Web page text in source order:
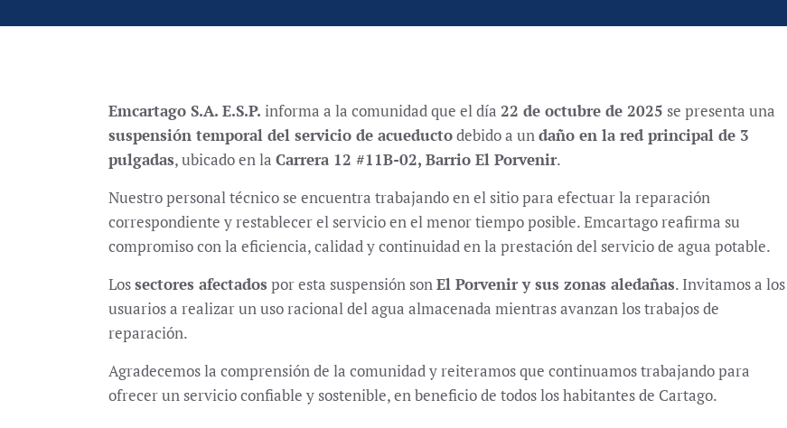
Emcartago S.A. E.S.P. informa a la comunidad que el día 22 de octubre de 2025 se presenta una
suspensión temporal del servicio de acueductodebido a undaño en la red principal de 3
pulgadas, ubicado en la Carrera 12 #11B-02, Barrio El Porvenir.
Nuestro personal técnico se encuentra trabajando en el sitio para efectuar la reparación
correspondiente y restablecer el servicio en el menor tiempo posible. Emcartago reafirma su
compromiso con la eficiencia, calidad y continuidad en la prestación del servicio de agua potable.
Lossectores afectados por esta suspensión sonEl Porvenir y sus zonas aledañas. Invitamos a los
usuarios a realizar un uso racional del agua almacenada mientras avanzan los trabajos de
reparación.
Agradecemos la comprensión de la comunidad y reiteramos que continuamos trabajando para
ofrecer un servicio confiable y sostenible, en beneficio de todos los habitantes de Cartago.
Únete a nuestro canal de
en la Oficina de Atención al
Ciudadano